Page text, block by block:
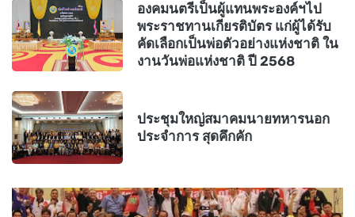
องคมนตรีเป็นผู้แทนพระองค์ฯไป
พระราชทานเกียรติบัตร แก่ผู้ได้รับ
คัดเลือกเป็นพ่อตัวอย่างแห่งชาติ ใน
งานวันพ่อแห่งชาติ ปี 2568
ประชุมใหญ่สมาคมนายทหารนอก
ประจำการ สุดคึกคัก